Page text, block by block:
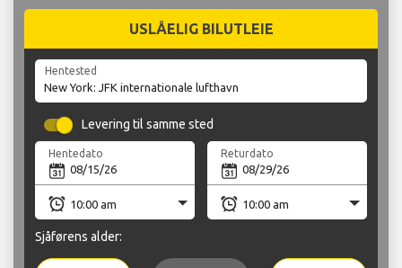
USLÅELIG BILUTLEIE
Hentested
Levering til samme sted
Hentedato Returdato
Sjåførens alder: